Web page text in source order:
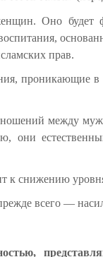
Оно будет
прав.
проникающие
между
они
к снижению
всего —